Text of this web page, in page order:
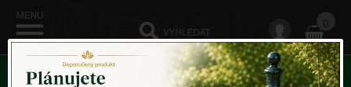
0
KATEGORIE